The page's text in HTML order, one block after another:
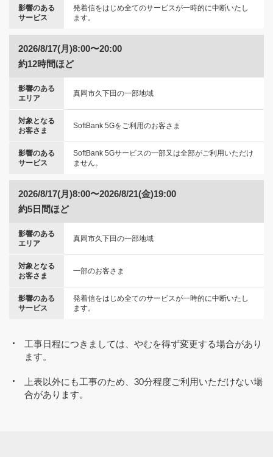
影響のある
サービス
発着信をはじめ全てのサービスが一時的に中断いたし
ます。
2026/8/17(月)8:00〜20:00
約12時間ほど
影響のある
エリア
真岡市久下田の一部地域
対象となる
お客さま
SoftBank 5Gをご利用のお客さま
影響のある
サービス
SoftBank 5Gサービスの一部又は全部がご利用いただけ
ません。
2026/8/17(月)8:00〜2026/8/21(金)19:00
約5日間ほど
影響のある
エリア
真岡市久下田の一部地域
対象となる
お客さま
一部のお客さま
影響のある
サービス
発着信をはじめ全てのサービスが一時的に中断いたし
ます。
工事日程につきましては、やむを得ず変更する場合があり
ます。
上表以外にも工事のため、30分程度ご利用いただけない場
合があります。